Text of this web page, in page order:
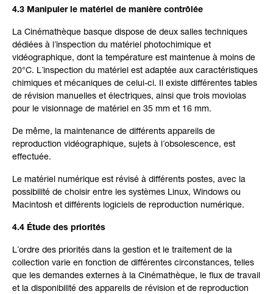
4.3 Manipuler le matériel de manière contrôlée
La Cinémathèque basque dispose de deux salles techniques
dédiées à l´inspection du matériel photochimique et
vidéographique, dont la température est maintenue à moins de
20°C. L´inspection du matériel est adaptée aux caractéristiques
chimiques et mécaniques de celui-ci. Il existe différentes tables
de révision manuelles et électriques, ainsi que trois moviolas
pour le visionnage de matériel en 35 mm et 16 mm.
De même, la maintenance de différents appareils de
reproduction vidéographique, sujets à l´obsolescence, est
effectuée.
Le matériel numérique est révisé à différents postes, avec la
possibilité de choisir entre les systèmes Linux, Windows ou
Macintosh et différents logiciels de reproduction numérique.
4.4 Étude des priorités
L´ordre des priorités dans la gestion et le traitement de la
collection varie en fonction de différentes circonstances, telles
que les demandes externes à la Cinémathèque, le flux de travail
et la disponibilité des appareils de révision et de reproduction